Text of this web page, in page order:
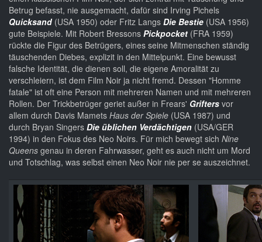
Betrug befasst, nie ausgemacht, dafür sind Irving Pichels
Quicksand(USA 1950) oder Fritz Langs Die Bestie (USA 1956)
gute Beispiele. Mit Robert Bressons Pickpocket (FRA 1959)
rückte die Figur des Betrügers, eines seine Mitmenschen ständig
täuschenden Diebes, explizit in den Mittelpunkt. Eine bewusst
falsche Identität, die dienen soll, die eigene Amoralität zu
verschleiern, ist dem Film Noir ja nicht fremd. Dessen "Homme
fatale" ist oft eine Person mit mehreren Namen und mit mehreren
Rollen. Der Trickbetrüger geriet außer in Frears' Grifters vor
allem durch Davis Mamets Haus der Spiele (USA 1987) und
durch Bryan Singers Die üblichen Verdächtigen (USA/GER
1994) in den Fokus des Neo Noirs. Für mich bewegt sich Nine
Queens genau in deren Fahrwasser, geht es auch nicht um Mord
und Totschlag, was selbst einen Neo Noir nie per se auszeichnet.